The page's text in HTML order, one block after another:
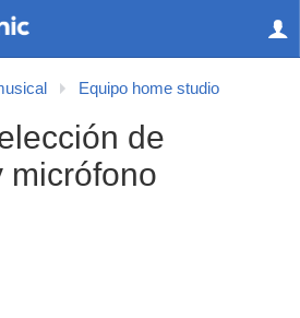
Equipo home studio
de
micrófono